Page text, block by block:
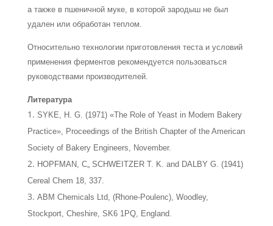
а также в пшеничной муке, в которой зародыш не был
удален или обработан теплом.
Относительно технологии приготовления теста и условий
применения фермен­тов рекомендуется пользоваться
руководствами производителей.
Литература
SYKE, Н. G. (1971) «The Role of Yeast in Modem Bakery
Practice», Proceedings of the British Chapter of the American
Society of Bakery Engineers, November.
HOPFMAN, C„ SCHWEITZER Т. K. and DALBY G. (1941)
Cereal Chem 18, 337.
ABM Chemicals Ltd, (Rhone-Poulenc), Woodley,
Stockport, Cheshire, SK6 1PQ, England.